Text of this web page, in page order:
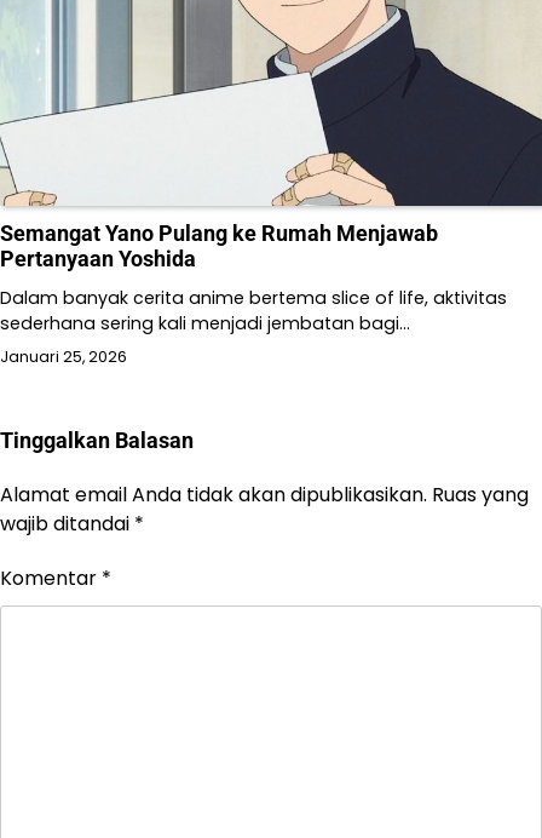
Semangat Yano Pulang ke Rumah Menjawab
Pertanyaan Yoshida
Dalam banyak cerita anime bertema slice of life, aktivitas
sederhana sering kali menjadi jembatan bagi…
Januari 25, 2026
Tinggalkan Balasan
Alamat email Anda tidak akan dipublikasikan. Ruas yang
wajib ditandai *
Komentar *